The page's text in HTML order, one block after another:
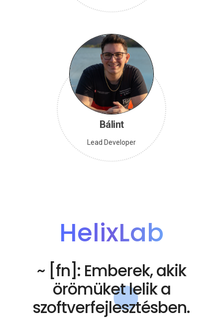
Bálint
Lead Developer
HelixLab
~ [fn]: Emberek, akik
örömüket lelik a
szoftverfejlesztésben.